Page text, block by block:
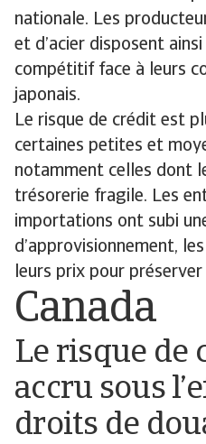
nationale. Les
et d’acier disposent
compétitif face à leurs
japonais.
Le risque de crédit est
certaines petites et
notamment celles dont
trésorerie fragile. Les
importations ont subi
d’approvisionnement,
leurs prix pour
Canada
Le risque de
accru sous
droits de